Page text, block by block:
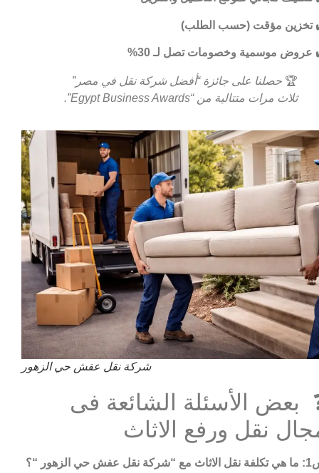
تخزين مؤقت (حسب الطلب)
عروض موسمية وخصومات تصل لـ 30%
🏆 حصلنا على جائزة “أفضل شركة نقل في مصر”
ثلاث مرات متتالية من “Egypt Business Awards”.
شركة نقل عفش حي الزهور
بعض الأسئلة الشائعة فى
نقل ورفع الاثاث
نقل عفش حي الزهور
“؟